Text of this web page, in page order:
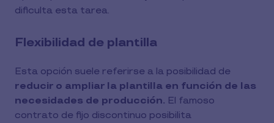
dificulta esta tarea.
Flexibilidad de plantilla
Esta opción suele referirse a la posibilidad de
reducir o ampliar la plantilla en función de las
necesidades de producción. El famoso
contrato de fijo discontinuo posibilita